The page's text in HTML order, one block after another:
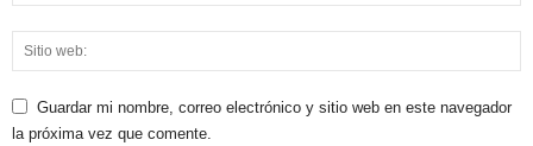
Guardar mi nombre, correo electrónico y sitio web en este navegador
la próxima vez que comente.